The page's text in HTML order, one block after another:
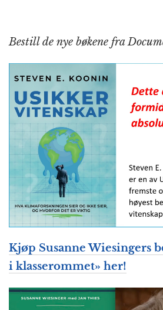
Bestill de nye bøkene fra
Kjøp Susanne Wiesingers
i klasserommet» her!